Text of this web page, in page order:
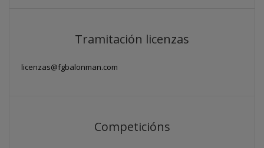
Tramitación licenzas
licenzas@fgbalonman.com
Competicións